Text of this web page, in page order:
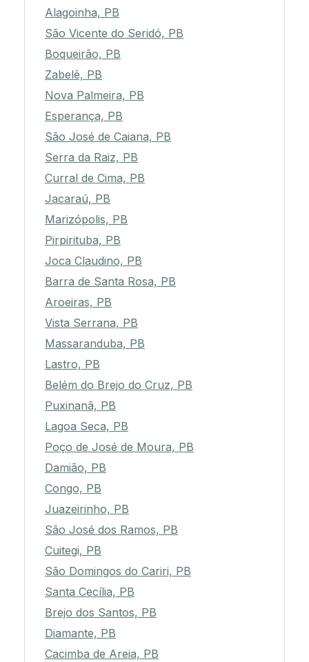
Alagoinha, PB
São Vicente do Seridó, PB
Boqueirão, PB
Zabelê, PB
Nova Palmeira, PB
Esperança, PB
São José de Caiana, PB
Serra da Raiz, PB
Curral de Cima, PB
Jacaraú, PB
Marizópolis, PB
Pirpirituba, PB
Joca Claudino, PB
Barra de Santa Rosa, PB
Aroeiras, PB
Vista Serrana, PB
Massaranduba, PB
Lastro, PB
Belém do Brejo do Cruz, PB
Puxinanã, PB
Lagoa Seca, PB
Poço de José de Moura, PB
Damião, PB
Congo, PB
Juazeirinho, PB
São José dos Ramos, PB
Cuitegi, PB
São Domingos do Cariri, PB
Santa Cecília, PB
Brejo dos Santos, PB
Diamante, PB
Cacimba de Areia, PB